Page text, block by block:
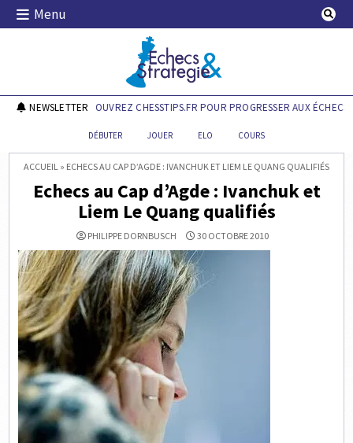
Skip
Menu
Echecs & Stratégie
NEWSLETTERDÉCOUVREZ CHESSTIPS.FR POUR PROGRESSER AUX ÉCHECS !
DÉBUTER JOUER ELO COURS
ACCUEIL » ECHECS AU CAP D’AGDE : IVANCHUK ET LIEM LE QUANG QUALIFIÉS
Echecs au Cap d’Agde : Ivanchuk et
Liem Le Quang qualifiés
PHILIPPE DORNBUSCH 30 OCTOBRE 2010